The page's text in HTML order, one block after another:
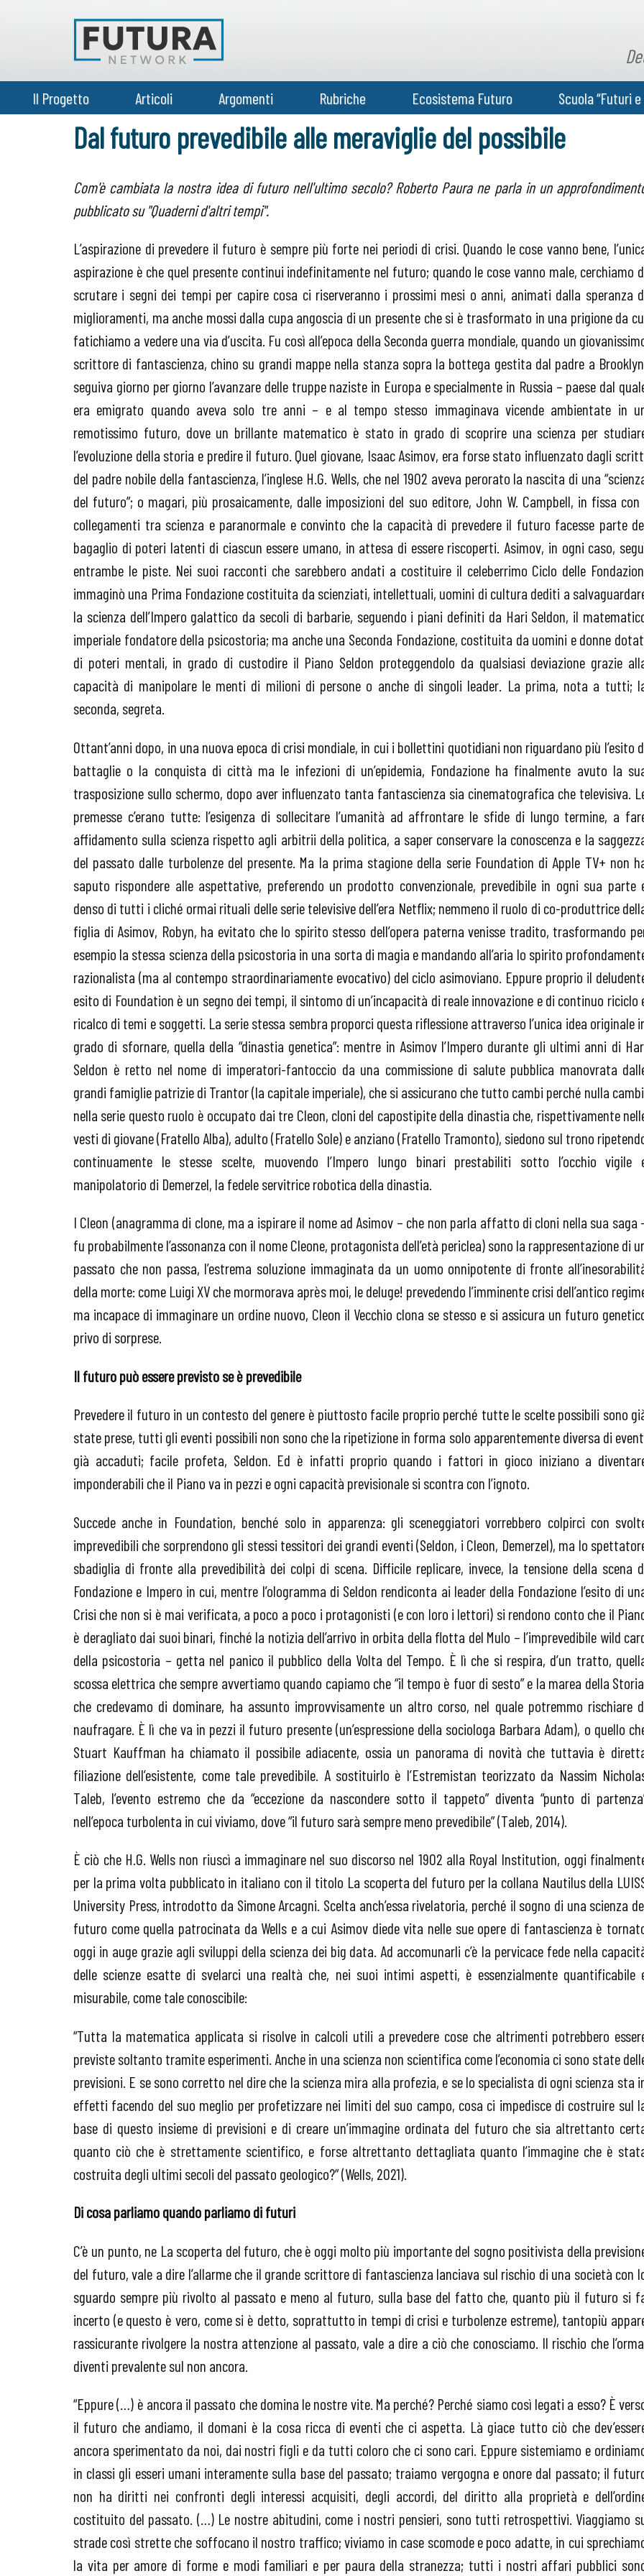
Il Progetto Articoli Argomenti Rubriche Ecosistema Futuro Scuola “Futuri
Dal futuro prevedibile alle meraviglie del possibile
Com'è cambiata la nostra idea di futuro nell'ultimo secolo? Roberto Paura ne parla in un
pubblicato su "Quaderni d'altri tempi".
L’aspirazione di prevedere il futuro è sempre più forte nei periodi di crisi. Quando le cose vanno bene,
aspirazione è che quel presente continui indefinitamente nel futuro; quando le cose vanno male, cerchiamo
scrutare i segni dei tempi per capire cosa ci riserveranno i prossimi mesi o anni, animati dalla speranza
miglioramenti, ma anche mossi dalla cupa angoscia di un presente che si è trasformato in una prigione da
fatichiamo a vedere una via d’uscita. Fu così all’epoca della Seconda guerra mondiale, quando un
scrittore di fantascienza, chino su grandi mappe nella stanza sopra la bottega gestita dal padre a
seguiva giorno per giorno l’avanzare delle truppe naziste in Europa e specialmente in Russia – paese dal
era emigrato quando aveva solo tre anni – e al tempo stesso immaginava vicende ambientate in
remotissimo futuro, dove un brillante matematico è stato in grado di scoprire una scienza per
l’evoluzione della storia e predire il futuro. Quel giovane, Isaac Asimov, era forse stato influenzato dagli
del padre nobile della fantascienza, l’inglese H.G. Wells, che nel 1902 aveva perorato la nascita di una
del futuro”; o magari, più prosaicamente, dalle imposizioni del suo editore, John W. Campbell, in fissa con
collegamenti tra scienza e paranormale e convinto che la capacità di prevedere il futuro facesse parte
bagaglio di poteri latenti di ciascun essere umano, in attesa di essere riscoperti. Asimov, in ogni caso,
entrambe le piste. Nei suoi racconti che sarebbero andati a costituire il celeberrimo Ciclo delle
immaginò una Prima Fondazione costituita da scienziati, intellettuali, uomini di cultura dediti a
la scienza dell’Impero galattico da secoli di barbarie, seguendo i piani definiti da Hari Seldon, il
imperiale fondatore della psicostoria; ma anche una Seconda Fondazione, costituita da uomini e donne
di poteri mentali, in grado di custodire il Piano Seldon proteggendolo da qualsiasi deviazione grazie
capacità di manipolare le menti di milioni di persone o anche di singoli leader. La prima, nota a tutti;
seconda, segreta.
Ottant’anni dopo, in una nuova epoca di crisi mondiale, in cui i bollettini quotidiani non riguardano più l’esito
battaglie o la conquista di città ma le infezioni di un’epidemia, Fondazione ha finalmente avuto la
trasposizione sullo schermo, dopo aver influenzato tanta fantascienza sia cinematografica che televisiva.
premesse c’erano tutte: l’esigenza di sollecitare l’umanità ad affrontare le sfide di lungo termine, a
affidamento sulla scienza rispetto agli arbitrii della politica, a saper conservare la conoscenza e la
del passato dalle turbolenze del presente. Ma la prima stagione della serie Foundation di Apple TV+ non
saputo rispondere alle aspettative, preferendo un prodotto convenzionale, prevedibile in ogni sua parte
denso di tutti i cliché ormai rituali delle serie televisive dell’era Netflix; nemmeno il ruolo di co-produttrice
figlia di Asimov, Robyn, ha evitato che lo spirito stesso dell’opera paterna venisse tradito, trasformando
esempio la stessa scienza della psicostoria in una sorta di magia e mandando all’aria lo spirito
razionalista (ma al contempo straordinariamente evocativo) del ciclo asimoviano. Eppure proprio il
esito di Foundation è un segno dei tempi, il sintomo di un’incapacità di reale innovazione e di continuo riciclo
ricalco di temi e soggetti. La serie stessa sembra proporci questa riflessione attraverso l’unica idea originale
grado di sfornare, quella della “dinastia genetica”: mentre in Asimov l’Impero durante gli ultimi anni di
Seldon è retto nel nome di imperatori-fantoccio da una commissione di salute pubblica manovrata
grandi famiglie patrizie di Trantor (la capitale imperiale), che si assicurano che tutto cambi perché nulla
nella serie questo ruolo è occupato dai tre Cleon, cloni del capostipite della dinastia che, rispettivamente
vesti di giovane (Fratello Alba), adulto (Fratello Sole) e anziano (Fratello Tramonto), siedono sul trono
continuamente le stesse scelte, muovendo l’Impero lungo binari prestabiliti sotto l’occhio vigile
manipolatorio di Demerzel, la fedele servitrice robotica della dinastia.
I Cleon (anagramma di clone, ma a ispirare il nome ad Asimov – che non parla affatto di cloni nella sua saga
fu probabilmente l’assonanza con il nome Cleone, protagonista dell’età periclea) sono la rappresentazione di
passato che non passa, l’estrema soluzione immaginata da un uomo onnipotente di fronte
della morte: come Luigi XV che mormorava après moi, le deluge! prevedendo l’imminente crisi dell’antico
ma incapace di immaginare un ordine nuovo, Cleon il Vecchio clona se stesso e si assicura un futuro
privo di sorprese.
Il futuro può essere previsto se è prevedibile
Prevedere il futuro in un contesto del genere è piuttosto facile proprio perché tutte le scelte possibili sono
state prese, tutti gli eventi possibili non sono che la ripetizione in forma solo apparentemente diversa di
già accaduti; facile profeta, Seldon. Ed è infatti proprio quando i fattori in gioco iniziano a
imponderabili che il Piano va in pezzi e ogni capacità previsionale si scontra con l’ignoto.
Succede anche in Foundation, benché solo in apparenza: gli sceneggiatori vorrebbero colpirci con
imprevedibili che sorprendono gli stessi tessitori dei grandi eventi (Seldon, i Cleon, Demerzel), ma lo
sbadiglia di fronte alla prevedibilità dei colpi di scena. Difficile replicare, invece, la tensione della scena
Fondazione e Impero in cui, mentre l’ologramma di Seldon rendiconta ai leader della Fondazione l’esito di
Crisi che non si è mai verificata, a poco a poco i protagonisti (e con loro i lettori) si rendono conto che il
è deragliato dai suoi binari, finché la notizia dell’arrivo in orbita della flotta del Mulo – l’imprevedibile wild
della psicostoria – getta nel panico il pubblico della Volta del Tempo. È lì che si respira, d’un tratto,
scossa elettrica che sempre avvertiamo quando capiamo che “il tempo è fuor di sesto” e la marea della
che credevamo di dominare, ha assunto improvvisamente un altro corso, nel quale potremmo rischiare
naufragare. È lì che va in pezzi il futuro presente (un’espressione della sociologa Barbara Adam), o quello
Stuart Kauffman ha chiamato il possibile adiacente, ossia un panorama di novità che tuttavia è
filiazione dell’esistente, come tale prevedibile. A sostituirlo è l’Estremistan teorizzato da Nassim
Taleb, l’evento estremo che da “eccezione da nascondere sotto il tappeto” diventa “punto di
nell’epoca turbolenta in cui viviamo, dove “il futuro sarà sempre meno prevedibile” (Taleb, 2014).
È ciò che H.G. Wells non riuscì a immaginare nel suo discorso nel 1902 alla Royal Institution, oggi
per la prima volta pubblicato in italiano con il titolo La scoperta del futuro per la collana Nautilus della
University Press, introdotto da Simone Arcagni. Scelta anch’essa rivelatoria, perché il sogno di una scienza
futuro come quella patrocinata da Wells e a cui Asimov diede vita nelle sue opere di fantascienza è
oggi in auge grazie agli sviluppi della scienza dei big data. Ad accomunarli c’è la pervicace fede nella
delle scienze esatte di svelarci una realtà che, nei suoi intimi aspetti, è essenzialmente quantificabile
misurabile, come tale conoscibile:
“Tutta la matematica applicata si risolve in calcoli utili a prevedere cose che altrimenti potrebbero
previste soltanto tramite esperimenti. Anche in una scienza non scientifica come l’economia ci sono state
previsioni. E se sono corretto nel dire che la scienza mira alla profezia, e se lo specialista di ogni scienza sta
effetti facendo del suo meglio per profetizzare nei limiti del suo campo, cosa ci impedisce di costruire sul
base di questo insieme di previsioni e di creare un’immagine ordinata del futuro che sia altrettanto
quanto ciò che è strettamente scientifico, e forse altrettanto dettagliata quanto l’immagine che è
costruita degli ultimi secoli del passato geologico?” (Wells, 2021).
Di cosa parliamo quando parliamo di futuri
C’è un punto, ne La scoperta del futuro, che è oggi molto più importante del sogno positivista della
del futuro, vale a dire l’allarme che il grande scrittore di fantascienza lanciava sul rischio di una società con
sguardo sempre più rivolto al passato e meno al futuro, sulla base del fatto che, quanto più il futuro si
incerto (e questo è vero, come si è detto, soprattutto in tempi di crisi e turbolenze estreme), tantopiù
rassicurante rivolgere la nostra attenzione al passato, vale a dire a ciò che conosciamo. Il rischio che
diventi prevalente sul non ancora.
“Eppure (…) è ancora il passato che domina le nostre vite. Ma perché? Perché siamo così legati a esso? È
il futuro che andiamo, il domani è la cosa ricca di eventi che ci aspetta. Là giace tutto ciò che
ancora sperimentato da noi, dai nostri figli e da tutti coloro che ci sono cari. Eppure sistemiamo e
in classi gli esseri umani interamente sulla base del passato; traiamo vergogna e onore dal passato; il
non ha diritti nei confronti degli interessi acquisiti, degli accordi, del diritto alla proprietà e
costituito del passato. (…) Le nostre abitudini, come i nostri pensieri, sono tutti retrospettivi. Viaggiamo
strade così strette che soffocano il nostro traffico; viviamo in case scomode e poco adatte, in cui
la vita per amore di forme e modi familiari e per paura della stranezza; tutti i nostri affari pubblici